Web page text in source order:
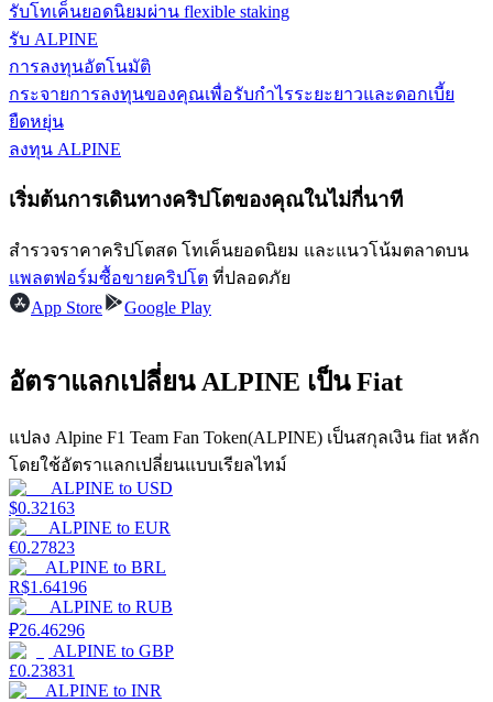
รับรางวัลการแข่งขันทุกวัน
การปักหลัก
ผลตอบแทนสูงและเข้าถึงได้ทันที
Launchpool
การเซ้งแบบยืดหยุ่นเพื่อรับโทเคนยอดนิยม
รับโทเค็นยอดนิยมผ่าน flexible staking
รับ ALPINE
การลงทุนอัตโนมัติ
กระจายการลงทุนของคุณเพื่อรับกำไรระยะยาวและดอกเบี้ย
ยืดหยุ่น
ลงทุน ALPINE
เริ่มต้นการเดินทางคริปโตของคุณในไม่กี่นาที
สำรวจราคาคริปโตสด โทเค็นยอดนิยม และแนวโน้มตลาดบน
แพลตฟอร์มซื้อขายคริปโต ที่ปลอดภัย
App Store
Google Play
อัตราแลกเปลี่ยน ALPINE เป็น Fiat
แปลง Alpine F1 Team Fan Token(ALPINE) เป็นสกุลเงิน fiat หลัก
โดยใช้อัตราแลกเปลี่ยนแบบเรียลไทม์
ALPINE to USD
$0.32163
ALPINE to EUR
€0.27823
ALPINE to BRL
R$1.64196
ALPINE to RUB
₽26.46296
ALPINE to GBP
£0.23831
ALPINE to INR